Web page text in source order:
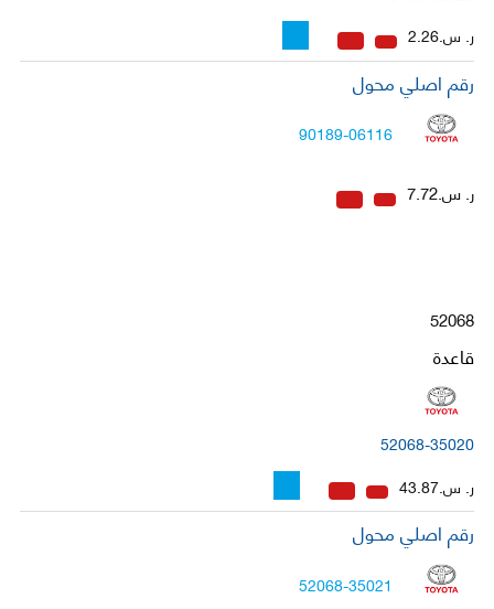
ر. س.2.26
رقم اصلي محول
90189-06116
ر. س.7.72
52068
قاعدة
52068-35020
ر. س.43.87
رقم اصلي محول
52068-35021